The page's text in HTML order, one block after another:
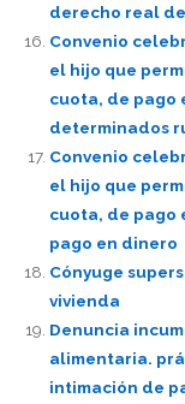
derecho real
Convenio
el hijo que
cuota, de pago
determinados
Convenio
el hijo que
cuota, de pago
pago en dinero
Cónyuge
vivienda
Denuncia
alimentaria.
intimación de